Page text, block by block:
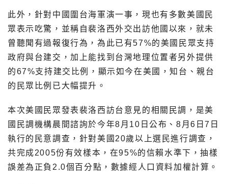
此外，針對中國圍台海軍演一事，現也有多數美國民
眾表示吃驚，並稱自裴洛西外交出訪他國以來，就未
曾聽聞有過報復行為，為此已有57%的美國民眾支持
政府與台建交，加上能找到台灣地理位置者另外提供
的67%支持建交比例，顯示如今在美國，知台、親台
的民眾比例已大幅提升。
本次美國民眾發表裴洛西訪台意見的相關民調，是美
國民調機構晨間諮詢於今年8月10日公布、8月6日7日
執行的民意調查，針對美國20歲以上選民進行調查，
共完成2005份有效樣本，在95%的信賴水準下，抽樣
誤差為正負2.0個百分點，數據經人口資料加權計算。